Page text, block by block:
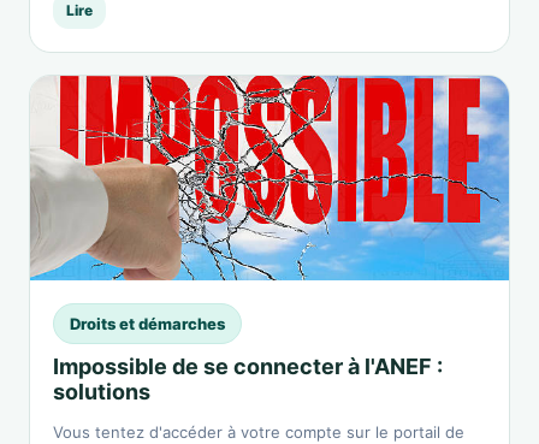
Lire
Droits et démarches
Impossible de se connecter à l'ANEF :
solutions
Vous tentez d'accéder à votre compte sur le portail de